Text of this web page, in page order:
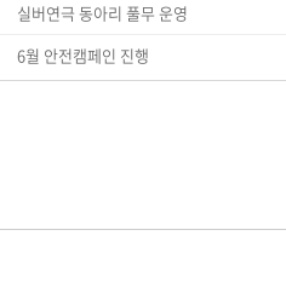
실버연극 동아리 풀무 운영
6월 안전캠페인 진행